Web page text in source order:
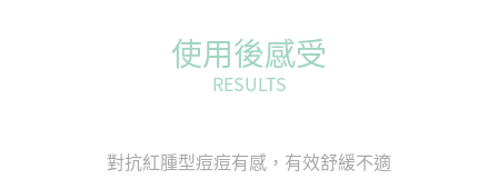
使用後感受
RESULTS
對抗紅腫型痘痘有感，有效舒緩不適